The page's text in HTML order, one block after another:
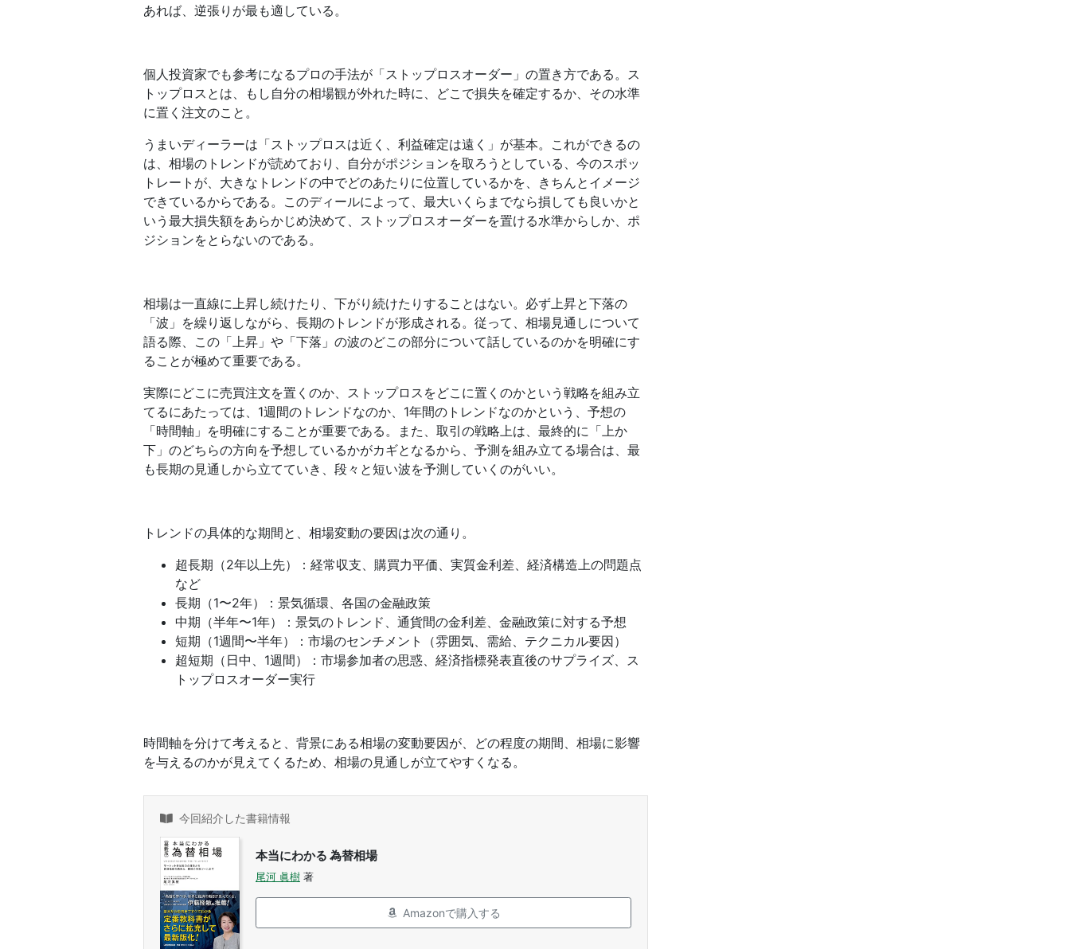
あれば、逆張りが最も適している。
個人投資家でも参考になるプロの手法が「ストップロスオーダー」の置き方である。ス
トップロスとは、もし自分の相場観が外れた時に、どこで損失を確定するか、その水準
に置く注文のこと。
うまいディーラーは「ストップロスは近く、利益確定は遠く」が基本。これができるの
は、相場のトレンドが読めており、自分がポジションを取ろうとしている、今のスポッ
トレートが、大きなトレンドの中でどのあたりに位置しているかを、きちんとイメージ
できているからである。このディールによって、最大いくらまでなら損しても良いかと
いう最大損失額をあらかじめ決めて、ストップロスオーダーを置ける水準からしか、ポ
ジションをとらないのである。
相場は一直線に上昇し続けたり、下がり続けたりすることはない。必ず上昇と下落の
「波」を繰り返しながら、長期のトレンドが形成される。従って、相場見通しについて
語る際、この「上昇」や「下落」の波のどこの部分について話しているのかを明確にす
ることが極めて重要である。
実際にどこに売買注文を置くのか、ストップロスをどこに置くのかという戦略を組み立
てるにあたっては、1週間のトレンドなのか、1年間のトレンドなのかという、予想の
「時間軸」を明確にすることが重要である。また、取引の戦略上は、最終的に「上か
下」のどちらの方向を予想しているかがカギとなるから、予測を組み立てる場合は、最
も長期の見通しから立てていき、段々と短い波を予測していくのがいい。
トレンドの具体的な期間と、相場変動の要因は次の通り。
超長期（2年以上先）：経常収支、購買力平価、実質金利差、経済構造上の問題点
など
長期（1〜2年）：景気循環、各国の金融政策
中期（半年〜1年）：景気のトレンド、通貨間の金利差、金融政策に対する予想
短期（1週間〜半年）：市場のセンチメント（雰囲気、需給、テクニカル要因）
超短期（日中、1週間）：市場参加者の思惑、経済指標発表直後のサプライズ、ス
トップロスオーダー実行
時間軸を分けて考えると、背景にある相場の変動要因が、どの程度の期間、相場に影響
を与えるのかが見えてくるため、相場の見通しが立てやすくなる。
今回紹介した書籍情報
本当にわかる 為替相場
尾河 眞樹 著
Amazonで購入する